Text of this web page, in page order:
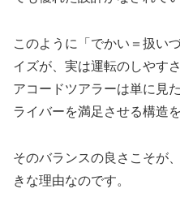
このように「でかい＝扱い
イズが、実は運転のしやす
アコードツアラーは単に見
ライバーを満足させる構造
そのバランスの良さこそが
きな理由なのです。